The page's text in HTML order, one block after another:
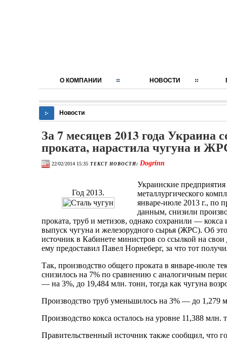
О КОМПАНИИ НОВОСТИ
Новости
За 7 месяцев 2013 года Украина
проката, нарастила чугуна и
22/02/2014 15:35 ТЕКСТ НОВОСТИ: Dogrinn
Год 2013.
Украинские
металлургического
январе-июле 2013 г., по
данным, снизили
проката, труб и метизов, однако сохранили — кокса
выпуск чугуна и железорудного сырья (ЖРС). Об
источник в Кабинете министров со ссылкой на
ему предоставил Павел Норнеберг, за что тот
Так, производство общего проката в январе-июле
снизилось на 7% по сравнению с аналогичным
— на 3%, до 19,484 млн. тонн, тогда как чугуна
Производство труб уменьшилось на 3% — до 1,279
Производство кокса осталось на уровне 11,388 млн.
Правительственный источник также сообщил, что